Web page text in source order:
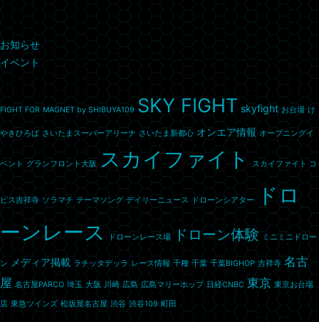
カテゴリー
お知らせ
イベント
タグ
FIGHT FOR MAGNET by SHIBUYA109 SKY FIGHT skyfight お台場 け
やきひろば さいたまスーパーアリーナ さいたま新都心 オンエア情報 オープニングイ
ベント グランフロント大阪 スカイファイト スカイファイト コ
ピス吉祥寺 ソラマチ テーマソング デイリーニュース ドローンシアター ドロ
ーンレース
ドローンレース場 ドローン体験 ミニミニドロー
ン メディア掲載 ラチッタデッラ レース情報 千種 千葉 千葉BIGHOP 吉祥寺 名古
屋 名古屋PARCO 埼玉 大阪 川崎 広島 広島マリーホップ 日経CNBC 東京 東京お台場
店 東急ツインズ 松坂屋名古屋 渋谷 渋谷109 町田